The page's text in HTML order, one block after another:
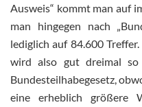
Ausweis“ kommt man auf
man hingegen nach
lediglich auf 84.600
wird also gut dreimal
Bundesteilhabegesetz,
eine erheblich größere